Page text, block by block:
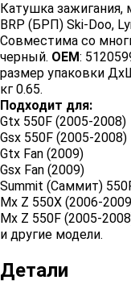
Катушка зажигания,
BRP (БРП) Ski-Doo,
Совместима со
черный. OEM:
размер упаковки
кг 0.65.
Подходит для:
Gtx 550F (2005-2008)
Gsx 550F (2005-2008)
Gtx Fan (2009)
Gsx Fan (2009)
Summit (Саммит)
Mx Z 550X (2006-
Mx Z 550F (2005-
и другие модели.
Детали